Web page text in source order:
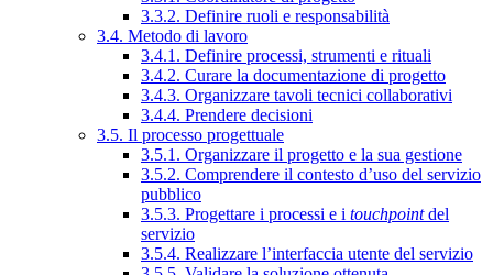
3.3.2. Definire ruoli e responsabilità
3.4. Metodo di lavoro
3.4.1. Definire processi, strumenti e rituali
3.4.2. Curare la documentazione di progetto
3.4.3. Organizzare tavoli tecnici collaborativi
3.4.4. Prendere decisioni
3.5. Il processo progettuale
3.5.1. Organizzare il progetto e la sua gestione
3.5.2. Comprendere il contesto d’uso del servizio
pubblico
3.5.3. Progettare i processi e i touchpointdel
servizio
3.5.4. Realizzare l’interfaccia utente del servizio